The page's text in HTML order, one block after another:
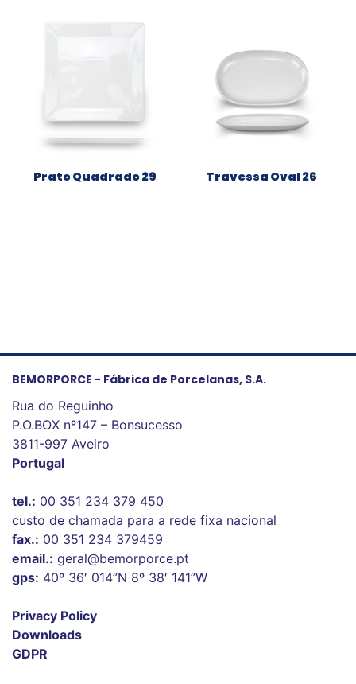
Prato Quadrado 29 Travessa Oval 26
BEMORPORCE - Fábrica de Porcelanas, S.A.
Rua do Reguinho
P.O.BOX nº147 – Bonsucesso
3811-997 Aveiro
Portugal
tel.: 00 351 234 379 450
custo de chamada para a rede fixa nacional
fax.: 00 351 234 379459
email.: geral@bemorporce.pt
gps: 40º 36′ 014”N 8º 38′ 141”W
Privacy Policy
Downloads
GDPR